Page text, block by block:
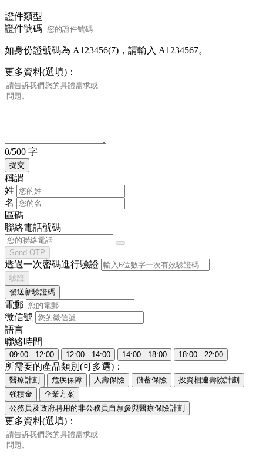
證件類型
證件號碼
如身份證號碼為 A123456(7)，請輸入 A1234567。
更多資料(選填)：
0/500 字
稱謂
姓
名
區碼
聯絡電話號碼
Send OTP
透過一次密碼進行驗證
驗證
發送新驗證碼
電郵
微信號
語言
聯絡時間
09:00 - 12:00 12:00 - 14:00 14:00 - 18:00 18:00 - 22:00
所需要的產品類別(可多選)：
醫療計劃 危疾保障 人壽保險 儲蓄保險
投資相連壽險計劃
強積金
企業方案
公務員及政府聘用的非公務員自願參與醫療保險計劃
更多資料(選填)：